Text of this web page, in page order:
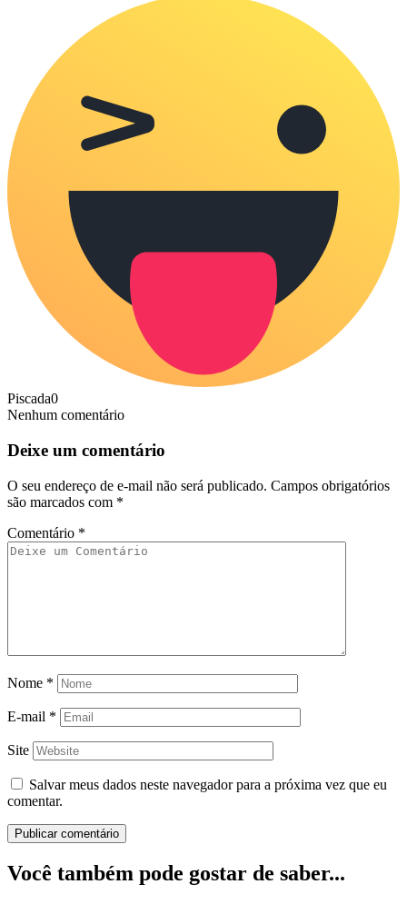
Piscada0
Nenhum comentário
Deixe um comentário
O seu endereço de e-mail não será publicado. Campos obrigatórios
são marcados com *
Comentário *
Nome *
E-mail *
Site
Salvar meus dados neste navegador para a próxima vez que eu
comentar.
Você também pode gostar de saber...